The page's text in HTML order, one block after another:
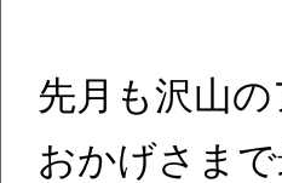
先月も沢山
おかげさま